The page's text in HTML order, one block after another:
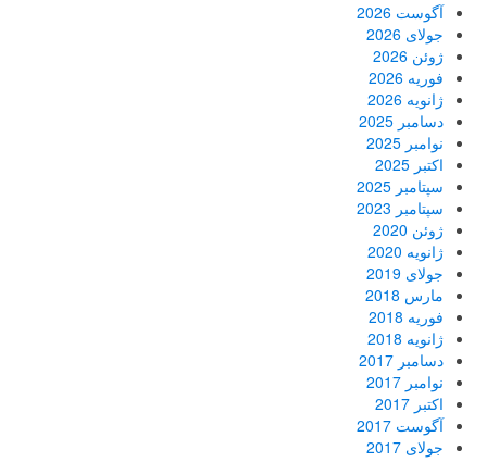
آگوست 2026
جولای 2026
ژوئن 2026
فوریه 2026
ژانویه 2026
دسامبر 2025
نوامبر 2025
اکتبر 2025
سپتامبر 2025
سپتامبر 2023
ژوئن 2020
ژانویه 2020
جولای 2019
مارس 2018
فوریه 2018
ژانویه 2018
دسامبر 2017
نوامبر 2017
اکتبر 2017
آگوست 2017
جولای 2017